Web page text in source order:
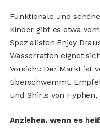
Funktionale und
Kinder gibt es etwa
Spezialisten Enjoy
Wasserratten eignet
Vorsicht: Der Markt ist
überschwemmt.
und Shirts von
Anziehen, wenn es